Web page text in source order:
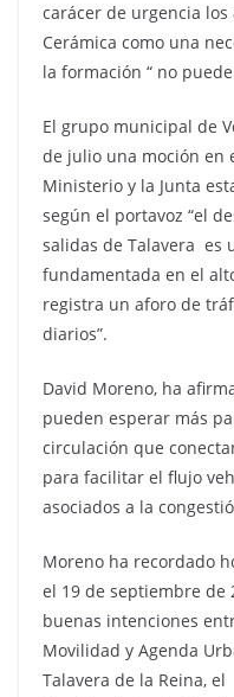
carácer de urgencia los
Cerámica como una
la formación “ no
El grupo municipal de
de julio una moción en
Ministerio y la Junta
según el portavoz “el
salidas de Talavera es
fundamentada en el
registra un aforo de
diarios”.
David Moreno, ha
pueden esperar más
circulación que
para facilitar el flujo
asociados a la
Moreno ha recordado
el 19 de septiembre de
buenas intenciones
Movilidad y Agenda
Talavera de la Reina, el